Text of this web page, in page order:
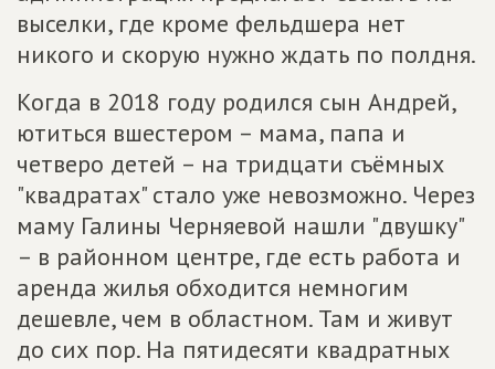
выселки, где кроме фельдшера нет
никого и скорую нужно ждать по полдня.
Когда в 2018 году родился сын Андрей,
ютиться вшестером – мама, папа и
четверо детей – на тридцати съёмных
"квадратах" стало уже невозможно. Через
маму Галины Черняевой нашли "двушку"
– в районном центре, где есть работа и
аренда жилья обходится немногим
дешевле, чем в областном. Там и живут
до сих пор. На пятидесяти квадратных